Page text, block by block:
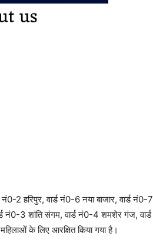
नं0-2 हरिपुर, वार्ड नं0-6 नया बाजार, वार्ड नं0-7
नं0-3 शांति संगम, वार्ड नं0-4 शमशेर गंज, वार्ड
के लिए आरक्षित किया गया है।